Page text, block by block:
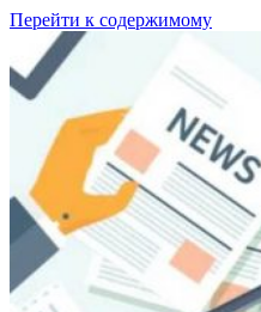
Перейти к содержимому